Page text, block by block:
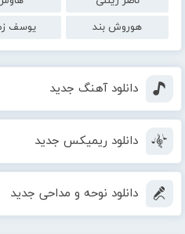
هوروش بند
یوسف
دانلود آهنگ جدید
دانلود ریمیکس جدید
دانلود نوحه و مداحی جدید